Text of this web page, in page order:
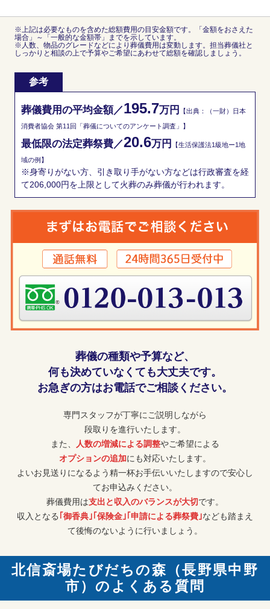
※上記は必要なものを含めた総額費用の目安金額です。「金額をおさえた
場合」～「一般的な金額帯」までを示しています。
※人数、物品のグレードなどにより葬儀費用は変動します。担当葬儀社と
しっかりと相談の上で予算やご希望にあわせて総額を確認しましょう。
参考
葬儀費用の平均金額／195.7万円 【出典：（一財）日本
消費者協会 第11回「葬儀についてのアンケート調査」】
最低限の法定葬祭費／20.6万円 【生活保護法1級地ー1地
域の例】
※身寄りがない方、引き取り手がない方などは行政審査を経
て206,000円を上限として火葬のみ葬儀が行われます。
葬儀の種類や予算など、
何も決めていなくても大丈夫です。
お急ぎの方はお電話でご相談ください。
専門スタッフが丁寧にご説明しながら
段取りを進行いたします。
また、
人数の増減による調整やご希望による
オプションの追加にも対応いたします。
よいお見送りになるよう精一杯お手伝いいたしますので安心し
てお申込みください。
葬儀費用は支出と収入のバランスが大切です。
収入となる ｢御香典｣｢保険金｣｢申請による葬祭費｣なども踏まえ
て後悔のないように行いましょう。
北信斎場たびだちの森（長野県中野
市）のよくある質問